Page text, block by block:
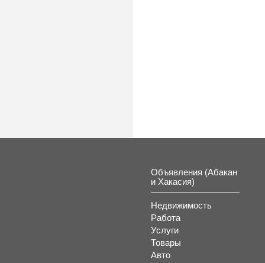
Объявления (Абакан
и Хакасия)
Недвижимость
Работа
Услуги
Товары
Авто